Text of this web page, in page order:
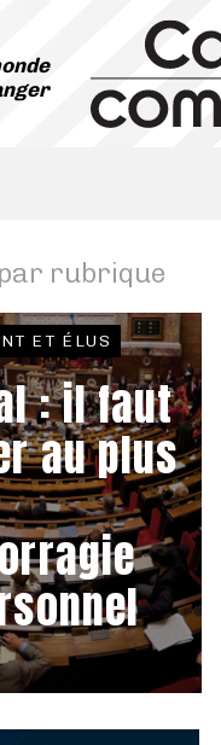
rubrique
ET ÉLUS
: il faut
au plus